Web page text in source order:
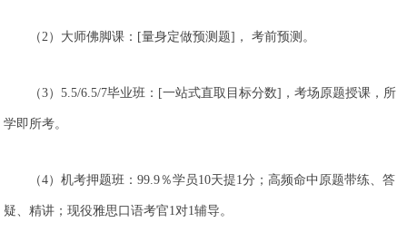
（2）大师佛脚课：[量身定做预测题]， 考前预测。
（3）5.5/6.5/7毕业班：[一站式直取目标分数]，考场原题授课，所
学即所考。
（4）机考押题班：99.9％学员10天提1分；高频命中原题带练、答
疑、精讲；现役雅思口语考官1对1辅导。